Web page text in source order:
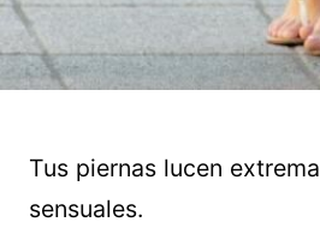
Tus piernas lucen
sensuales.